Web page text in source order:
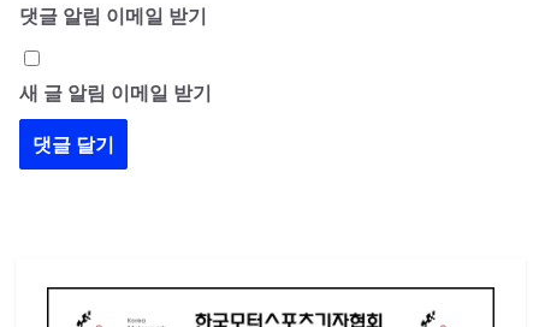
댓글 알림 이메일 받기
새 글 알림 이메일 받기